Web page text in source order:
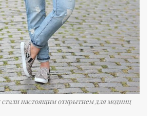
настоящим открытием для модниц